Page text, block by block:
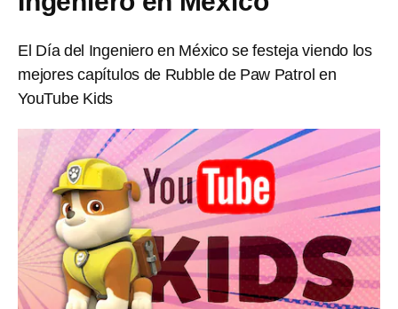
El Día del Ingeniero en México se festeja viendo los
mejores capítulos de Rubble de Paw Patrol en
YouTube Kids